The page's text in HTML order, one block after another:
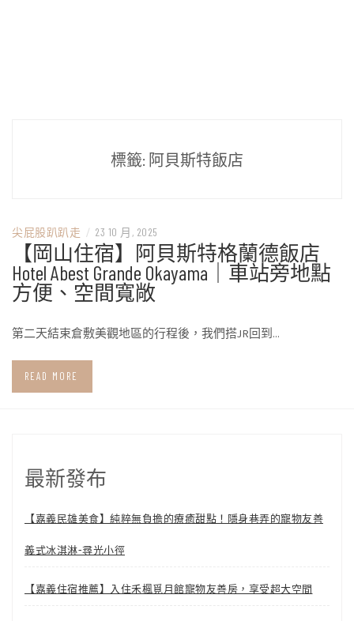
標籤: 阿貝斯特飯店
尖屁股趴趴走 / 23 10 月, 2025
【岡山住宿】阿貝斯特格蘭德飯店
Hotel Abest Grande Okayama｜車站旁地點
方便、空間寬敞
第二天結束倉敷美觀地區的行程後，我們搭JR回到…
READ MORE
最新發布
【嘉義民雄美食】純粹無負擔的療癒甜點！隱身巷弄的寵物友善
義式冰淇淋-尋光小徑
【嘉義住宿推薦】入住禾楓覓月館寵物友善房，享受超大空間